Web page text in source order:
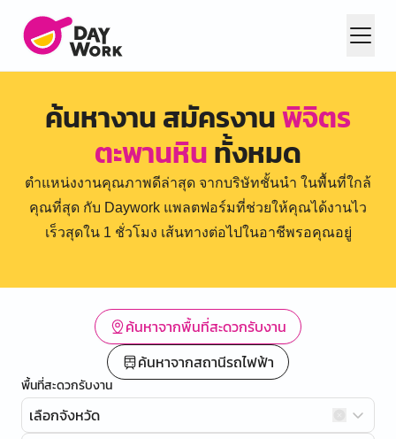
ค้นหางาน สมัครงานพิจิตร
ตะพานหินทั้งหมด
ตำแหน่งงานคุณภาพดีล่าสุด จากบริษัทชั้นนำ ในพื้นที่ใกล้
คุณที่สุด กับ Daywork แพลตฟอร์มที่ช่วยให้คุณได้งานไว
เร็วสุดใน 1 ชั่วโมง เส้นทางต่อไปในอาชีพรอคุณอยู่
ค้นหาจากพื้นที่สะดวกรับงาน
ค้นหาจากสถานีรถไฟฟ้า
พื้นที่สะดวกรับงาน
เลือกจังหวัด